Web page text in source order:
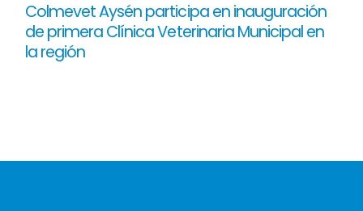
Colmevet Aysén participa en inauguración
de primera Clínica Veterinaria Municipal en
la región